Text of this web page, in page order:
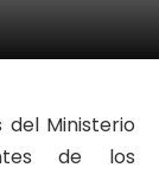
del Ministerio
de los